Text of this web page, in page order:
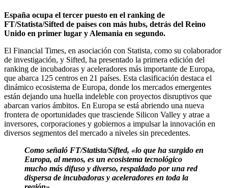
España ocupa el tercer puesto en el ranking de
FT/Statista/Sifted de países con más hubs, detrás del Reino
Unido en primer lugar y Alemania en segundo.
El Financial Times, en asociación con Statista, como su colaborador
de investigación, y Sifted, ha presentado la primera edición del
ranking de incubadoras y aceleradores más importante de Europa,
que abarca 125 centros en 21 países. Esta clasificación destaca el
dinámico ecosistema de Europa, donde los mercados emergentes
están dejando una huella indeleble con proyectos disruptivos que
abarcan varios ámbitos. En Europa se está abriendo una nueva
frontera de oportunidades que trasciende Silicon Valley y atrae a
inversores, corporaciones y gobiernos a impulsar la innovación en
diversos segmentos del mercado a niveles sin precedentes.
Como señaló FT/Statista/Sifted, «lo que ha surgido en
Europa, al menos, es un ecosistema tecnológico
mucho más difuso y diverso, respaldado por una red
dispersa de incubadoras y aceleradores en toda la